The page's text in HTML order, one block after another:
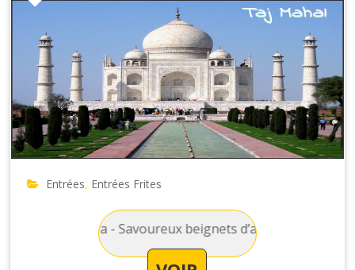
Entrées Entrées Frites
: Pakora - Savoureux beignets d’aubergine, d’oignon